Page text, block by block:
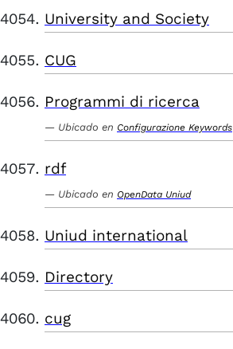
University and Society
CUG
Programmi di ricerca
Ubicado en Configurazione Keywords
rdf
Ubicado en OpenData Uniud
Uniud international
Directory
cug